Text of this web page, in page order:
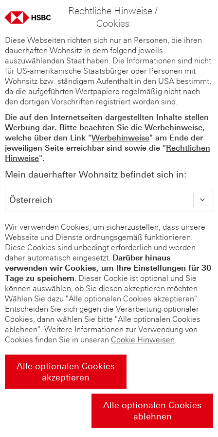
Rechtliche Hinweise /
Cookies
Diese Webseiten richten sich nur an Personen, die ihren
dauerhaften Wohnsitz in dem folgend jeweils
auszuwählenden Staat haben. Die Informationen sind nicht
für US-amerikanische Staatsbürger oder Personen mit
Wohnsitz bzw. ständigem Aufenthalt in den USA bestimmt,
da die aufgeführten Wertpapiere regelmäßig nicht nach
den dortigen Vorschriften registriert worden sind.
Die auf den Internetseiten dargestellten Inhalte stellen
Werbung dar. Bitte beachten Sie die Werbehinweise,
welche über den Link "Werbehinweise" am Ende der
jeweiligen Seite erreichbar sind sowie die "Rechtlichen
Hinweise".
Mein dauerhafter Wohnsitz befindet sich in:
Wir verwenden Cookies, um sicherzustellen, dass unsere
Webseite und Dienste ordnungsgemäß funktionieren.
Diese Cookies sind unbedingt erforderlich und werden
daher automatisch eingesetzt. Darüber hinaus
verwenden wir Cookies, um Ihre Einstellungen für 30
Tage zu speichern. Dieser Cookie ist optional und Sie
können auswählen, ob Sie diesen akzeptieren möchten.
Wählen Sie dazu "Alle optionalen Cookies akzeptieren".
Entscheiden Sie sich gegen die Verarbeitung optionaler
Cookies, dann wählen Sie bitte "Alle optionalen Cookies
ablehnen". Weitere Informationen zur Verwendung von
Cookies finden Sie in unseren Cookie Hinweisen.
Alle optionalen Cookies
akzeptieren
Alle optionalen Cookies
ablehnen